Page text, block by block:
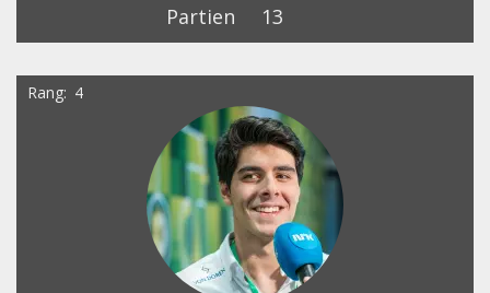
Partien
13
Rang 4